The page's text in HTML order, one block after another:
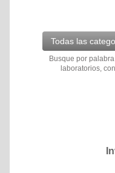
Todas las
Busque por
laboratorios,